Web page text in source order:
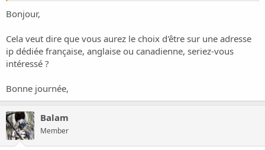
Bonjour,
Cela veut dire que vous aurez le choix d'être sur une adresse
ip dédiée française, anglaise ou canadienne, seriez-vous
intéressé ?
Bonne journée,
Balam
Member